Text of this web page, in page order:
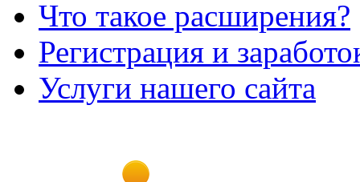
Что такое расширения?
Регистрация и
Услуги нашего сайта